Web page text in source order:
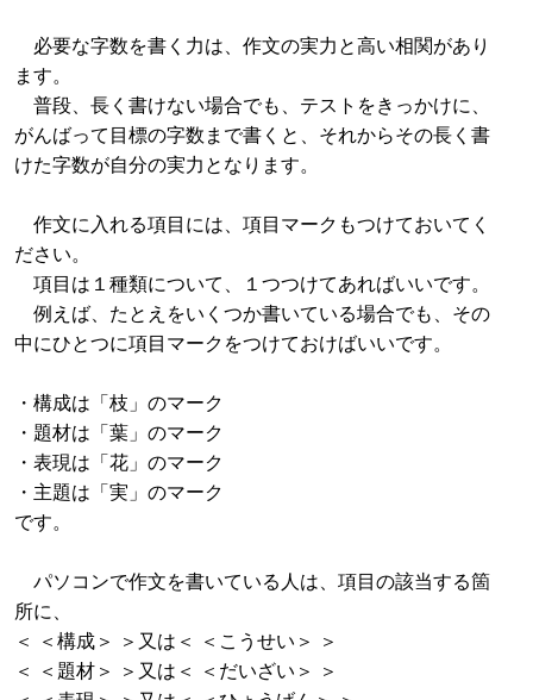
必要な字数を書く力は、作文の実力と高い相関があり
ます。
普段、長く書けない場合でも、テストをきっかけに、
がんばって目標の字数まで書くと、それからその長く書
けた字数が自分の実力となります。
作文に入れる項目には、項目マークもつけておいてく
ださい。
項目は１種類について、１つつけてあればいいです。
例えば、たとえをいくつか書いている場合でも、その
中にひとつに項目マークをつけておけばいいです。
・構成は「枝」のマーク
・題材は「葉」のマーク
・表現は「花」のマーク
・主題は「実」のマーク
です。
パソコンで作文を書いている人は、項目の該当する箇
所に、
＜ ＜構成＞ ＞又は＜ ＜こうせい＞ ＞
＜ ＜題材＞ ＞又は＜ ＜だいざい＞ ＞